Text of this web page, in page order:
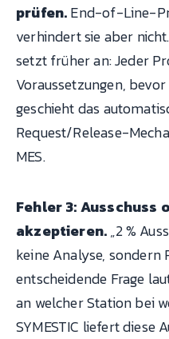
prüfen.End-of-Line-
verhindert sie aber
setzt früher an: Jeder
Voraussetzungen,
geschieht das
Request/Release-
MES.
Fehler 3: Ausschuss
akzeptieren.„2 %
keine Analyse, sondern
entscheidende Frage
an welcher Station bei
SYMESTIC liefert diese